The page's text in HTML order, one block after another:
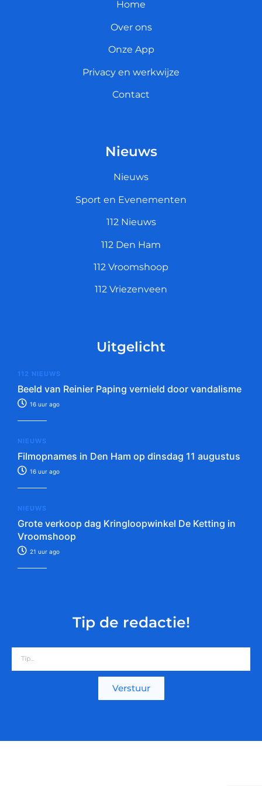
Home
Over ons
Onze App
Privacy en werkwijze
Contact
Nieuws
Nieuws
Sport en Evenementen
112 Nieuws
112 Den Ham
112 Vroomshoop
112 Vriezenveen
Uitgelicht
112 NIEUWS
Beeld van Reinier Paping vernield door vandalisme
16 uur ago
NIEUWS
Filmopnames in Den Ham op dinsdag 11 augustus
16 uur ago
NIEUWS
Grote verkoop dag Kringloopwinkel De Ketting in
Vroomshoop
21 uur ago
Tip de redactie!
Verstuur